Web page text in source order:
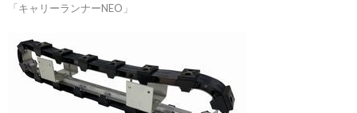
「キャリーランナーNEO」